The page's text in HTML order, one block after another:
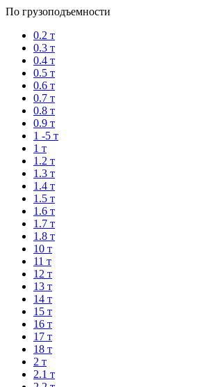
По грузоподъемности
0.2 т
0.3 т
0.4 т
0.5 т
0.6 т
0.7 т
0.8 т
0.9 т
1 -5 т
1 т
1.2 т
1.3 т
1.4 т
1.5 т
1.6 т
1.7 т
1.8 т
10 т
11 т
12 т
13 т
14 т
15 т
16 т
17 т
18 т
2 т
2.1 т